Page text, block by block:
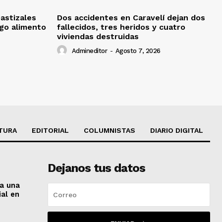
alimento
Dos accidentes en Caravelí dejan dos
fallecidos, tres heridos y cuatro
viviendas destruidas
Admineditor - Agosto 7, 2026
EDITORIAL COLUMNISTAS DIARIO DIGITAL
una
en
Dejanos tus datos